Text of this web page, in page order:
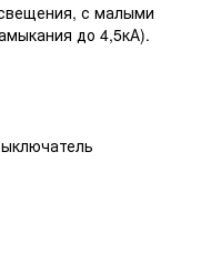
с малыми
до 4,5кА).